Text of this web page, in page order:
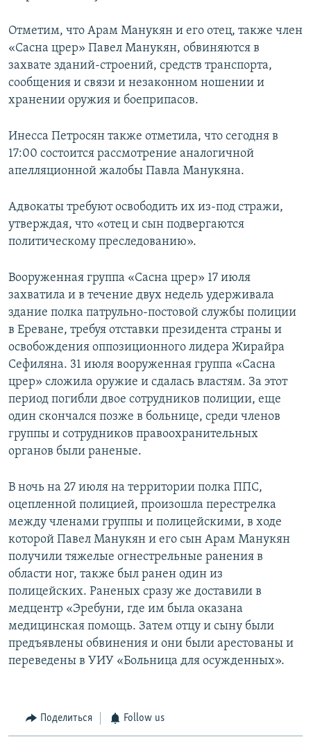
Отметим, что Арам Манукян и его отец, также член
«Сасна црер» Павел Манукян, обвиняются в
захвате зданий-строений, средств транспорта,
сообщения и связи и незаконном ношении и
хранении оружия и боеприпасов.
Инесса Петросян также отметила, что сегодня в
17:00 состоится рассмотрение аналогичной
апелляционной жалобы Павла Манукяна.
Адвокаты требуют освободить их из-под стражи,
утверждая, что «отец и сын подвергаются
политическому преследованию».
Вооруженная группа «Сасна црер» 17 июля
захватила и в течение двух недель удерживала
здание полка патрульно-постовой службы полиции
в Ереване, требуя отставки президента страны и
освобождения оппозиционного лидера Жирайра
Сефиляна. 31 июля вооруженная группа «Сасна
црер» сложила оружие и сдалась властям. За этот
период погибли двое сотрудников полиции, еще
один скончался позже в больнице, среди членов
группы и сотрудников правоохранительных
органов были раненые.
В ночь на 27 июля на территории полка ППС,
оцепленной полицией, произошла перестрелка
между членами группы и полицейскими, в ходе
которой Павел Манукян и его сын Арам Манукян
получили тяжелые огнестрельные ранения в
области ног, также был ранен один из
полицейских. Раненых сразу же доставили в
медцентр «Эребуни, где им была оказана
медицинская помощь. Затем отцу и сыну были
предъявлены обвинения и они были арестованы и
переведены в УИУ «Больница для осужденных».
Поделиться Follow us